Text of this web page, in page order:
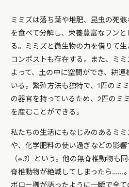
ミミズは落ち葉や堆肥、昆虫の死
を食べて分解し、栄養豊富なフン
る。ミミズと微生物の力を借りて
コンポストも存在する。また、ミ
よって、土の中に空間ができ、耕
いる。繁殖方法も独特で、1匹のミ
の器官を持っているため、2匹のミ
を産むことができる。
私たちの生活にもなじみのあるミ
や、化学肥料の使い過ぎなどの影
（※3）という。他の無脊椎動物も
脊椎動物が絶滅してしまったら……
ボロー卿が語ったように一瞬で全